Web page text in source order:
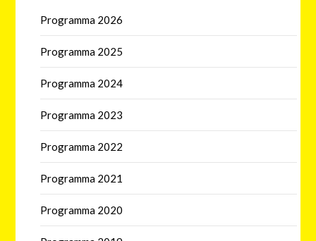
Programma 2026
Programma 2025
Programma 2024
Programma 2023
Programma 2022
Programma 2021
Programma 2020